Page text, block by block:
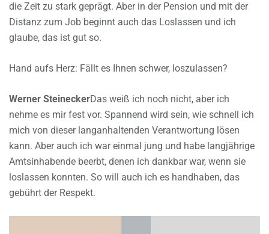
die Zeit zu stark geprägt. Aber in der Pension und mit der
Distanz zum Job beginnt auch das Loslassen und ich
glaube, das ist gut so.
Hand aufs Herz: Fällt es Ihnen schwer, loszulassen?
Werner SteineckerDas weiß ich noch nicht, aber ich
nehme es mir fest vor. Spannend wird sein, wie schnell ich
mich von dieser langanhaltenden Verantwortung lösen
kann. Aber auch ich war einmal jung und habe langjährige
Amtsinhabende beerbt, denen ich dankbar war, wenn sie
loslassen konnten. So will auch ich es handhaben, das
gebührt der Respekt.